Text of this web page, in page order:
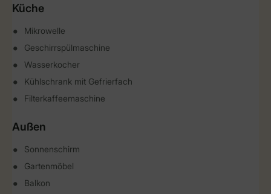
Küche
Mikrowelle
Geschirrspülmaschine
Wasserkocher
Kühlschrank mit Gefrierfach
Filterkaffeemaschine
Außen
Sonnenschirm
Gartenmöbel
Balkon